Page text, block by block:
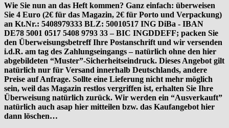
Wie Sie nun an das Heft kommen? Ganz einfach: überweisen
Sie 4 Euro (2€ für das Magazin, 2€ für Porto und Verpackung)
an Kt.Nr.: 5408979333 BLZ: 50010517 ING DiBa - IBAN
DE78 5001 0517 5408 9793 33 – BIC INGDDEFF; packen Sie
den Überweisungsbetreff Ihre Postanschrift und wir versenden
i.d.R. am tag des Zahlungseingangs – natürlich ohne den hier
abgebildeten “Muster”-Sicherheitseindruck. Dieses Angebot gilt
natürlich nur für Versand innerhalb Deutschlands, andere
Preise auf Anfrage. Sollte eine Lieferung nicht mehr möglich
sein, weil das Magazin restlos vergriffen ist, erhalten Sie Ihre
Überweisung natürlich zurück. Wir werden ein “Ausverkauft”
natürlich auch asap hier mitteilen bzw. das Kaufangebot hier
dann löschen…